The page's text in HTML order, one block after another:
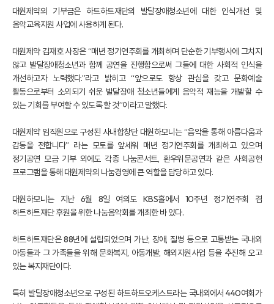
대원제약의 기부금은 하트하트재단의 발달장애청소년에 대한 인식개선 및
음악교육지원 사업에 사용하게 된다.
대원제약 김재호 사장은 “매년 정기연주회를 개최하며 단순한 기부행사에 그치지
않고 발달장애청소년과 함께 공연을 진행함으로써 그들에 대한 사회적 인식을
개선하고자 노력했다.”라고 밝히고 “앞으로도 항상 관심을 갖고 문화예술
활동으로부터 소외되기 쉬운 발달장애 청소년들에게 음악적 재능을 개발할 수
있는 기회를 부여할 수 있도록 할 것”이라고 말했다.
대원제약 임직원으로 구성된 사내합창단 대원하모니는 “음악을 통해 아름다움과
감동을 전합니다” 라는 모토를 앞세워 매년 정기연주회를 개최하고 있으며
정기공연 모금 기부 외에도 각종 나눔콘서트, 환우위문공연과 같은 사회공헌
프로그램을 통해 대원제약의 나눔경영에 큰 역할을 담당하고 있다.
대원하모니는 지난 6월 8일 여의도 KBS홀에서 10주년 정기연주회 겸
하트하트재단 후원을 위한 나눔음악회를 개최한 바 있다.
하트하트재단은 88년에 설립되었으며 가난, 장애, 질병 등으로 고통받는 국내외
아동들과 그 가족들을 위해 문화복지, 아동개발, 해외지원사업 등을 추진해 오고
있는 복지재단이다.
특히 발달장애청소년으로 구성된 하트하트오케스트라는 국내외에서 440여회가